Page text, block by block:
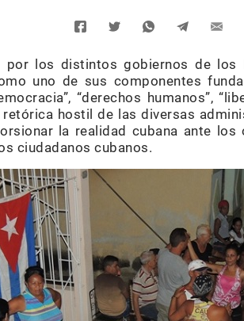
por los distintos gobiernos de los
uno de sus componentes
“derechos humanos”,
retórica hostil de las diversas
la realidad cubana ante los
ciudadanos cubanos.